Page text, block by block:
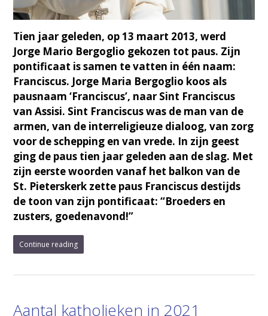
Tien jaar geleden, op 13 maart 2013, werd
Jorge Mario Bergoglio gekozen tot paus. Zijn
pontificaat is samen te vatten in één naam:
Franciscus. Jorge Maria Bergoglio koos als
pausnaam ‘Franciscus’, naar Sint Franciscus
van Assisi. Sint Franciscus was de man van de
armen, van de interreligieuze dialoog, van zorg
voor de schepping en van vrede. In zijn geest
ging de paus tien jaar geleden aan de slag. Met
zijn eerste woorden vanaf het balkon van de
St. Pieterskerk zette paus Franciscus destijds
de toon van zijn pontificaat: “Broeders en
zusters, goedenavond!”
Continue reading
Aantal katholieken in 2021